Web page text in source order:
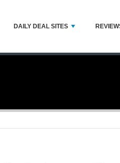
DAILY DEAL SITES